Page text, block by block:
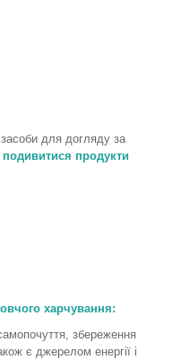
засоби для догляду за
продукти
харчування:
збереження
є джерелом енергії і